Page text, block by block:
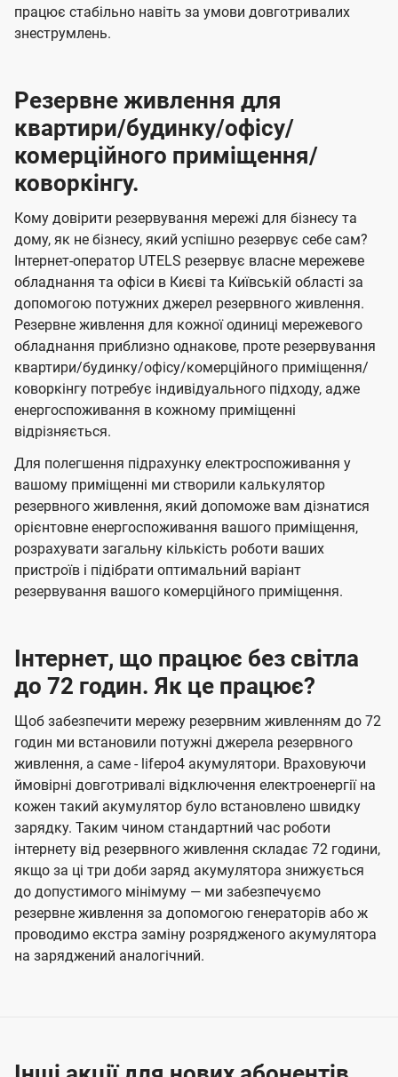
працює стабільно навіть за умови довготривалих
знеструмлень.
Резервне живлення для
квартири/будинку/офісу/
комерційного приміщення/
коворкінгу.
Кому довірити резервування мережі для бізнесу та
дому, як не бізнесу, який успішно резервує себе сам?
Інтернет-оператор UTELS резервує власне мережеве
обладнання та офіси в Києві та Київській області за
допомогою потужних джерел резервного живлення.
Резервне живлення для кожної одиниці мережевого
обладнання приблизно однакове, проте резервування
квартири/будинку/офісу/комерційного приміщення/
коворкінгу потребує індивідуального підходу, адже
енергоспоживання в кожному приміщенні
відрізняється.
Для полегшення підрахунку електроспоживання у
вашому приміщенні ми створили калькулятор
резервного живлення, який допоможе вам дізнатися
орієнтовне енергоспоживання вашого приміщення,
розрахувати загальну кількість роботи ваших
пристроїв і підібрати оптимальний варіант
резервування вашого комерційного приміщення.
Інтернет, що працює без світла
до 72 годин. Як це працює?
Щоб забезпечити мережу резервним живленням до 72
годин ми встановили потужні джерела резервного
живлення, а саме - lifepo4 акумулятори. Враховуючи
ймовірні довготривалі відключення електроенергії на
кожен такий акумулятор було встановлено швидку
зарядку. Таким чином стандартний час роботи
інтернету від резервного живлення складає 72 години,
якщо за ці три доби заряд акумулятора знижується
до допустимого мінімуму — ми забезпечуємо
резервне живлення за допомогою генераторів або ж
проводимо екстра заміну розрядженого акумулятора
на заряджений аналогічний.